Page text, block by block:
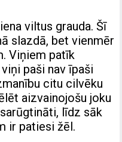
viltus grauda. Šī
slazdā, bet vienmēr
Viņiem patīk
paši nav īpaši
citu cilvēku
aizvainojošu joku
līdz sāk
ir patiesi žēl.